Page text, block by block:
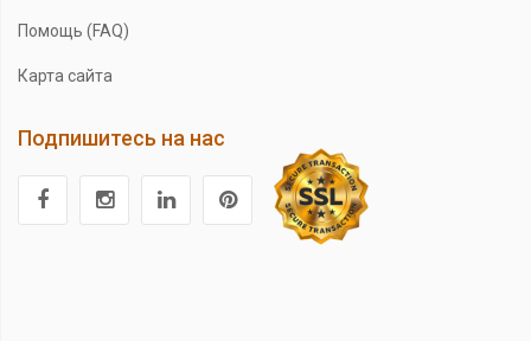
Помощь (FAQ)
Карта сайта
Подпишитесь на нас